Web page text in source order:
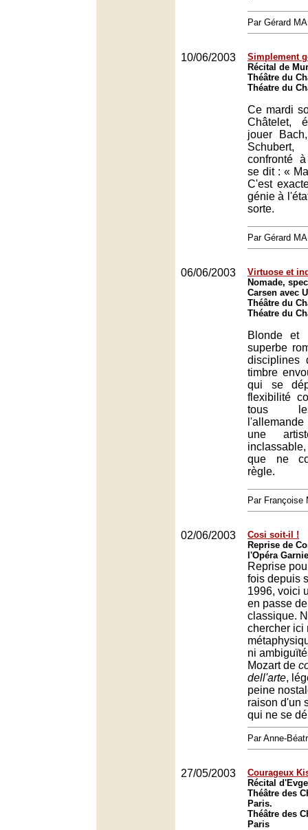
Par Gérard
10/06/2003
Simplement
Récital de
Théâtre du
Théatre du
Ce mardi
Châtelet,
jouer
confronté
se dit : «
C'est
génie à
sorte.
Par Gérard
06/06/2003
Virtuose et
Nomade,
Carsen avec
Théâtre du
Théatre du
Blonde et
superbe
disciplines
timbre
qui se
flexibilité
tous
une
que ne
règle.
Par Françoise
02/06/2003
Cosi soit-il !
Reprise de
l'Opéra
Reprise
fois depuis
1996, voici
en passe
classique.
chercher ici
ni
Mozart de
dell'arte,
peine
raison d'un
qui ne se
Par Anne-
27/05/2003
Courageux
Récital
Théâtre des
Paris.
Théâtre des
Paris